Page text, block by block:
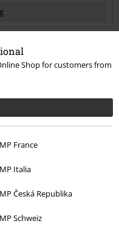
Shop for customers from
France
Italia
Česká Republika
Schweiz
na een tijde je vinger